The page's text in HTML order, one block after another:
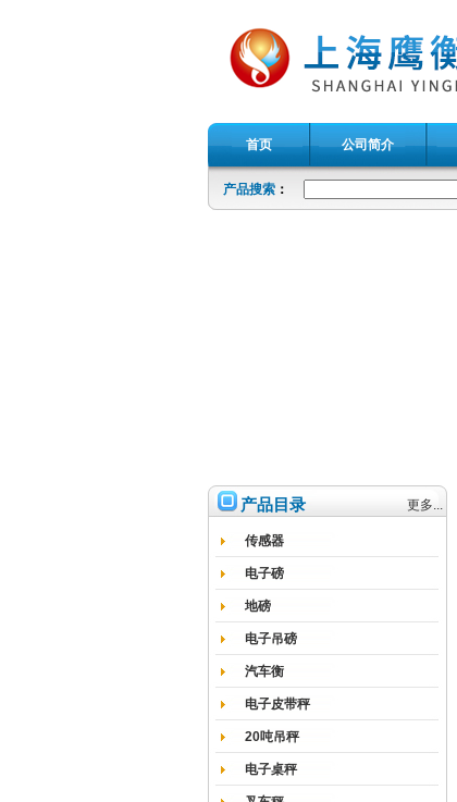
首页 公司简介
产品搜索 ：
产品目录 更多...
传感器
电子磅
地磅
电子吊磅
汽车衡
电子皮带秤
20吨吊秤
电子桌秤